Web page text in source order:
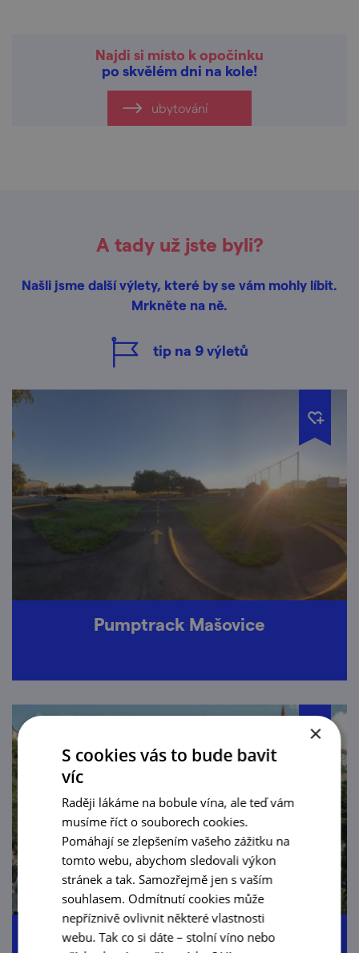
Najdi si místo k opočinku
po skvělém dni na kole!
ubytování
A tady už jste byli?
Našli jsme další výlety, které by se vám mohly líbit.
Mrkněte na ně.
tip na 9výletů
Pumptrack Mašovice
EuroVelo 13 Stezka Železné opony
×
S cookies vás to bude bavit
víc
Raději lákáme na bobule vína, ale teď vám
musíme říct o souborech cookies.
Pomáhají se zlepšením vašeho zážitku na
tomto webu, abychom sledovali výkon
stránek a tak. Samozřejmě jen s vaším
souhlasem. Odmítnutí cookies může
nepříznivě ovlivnit některé vlastnosti
webu. Tak co si dáte – stolní víno nebo